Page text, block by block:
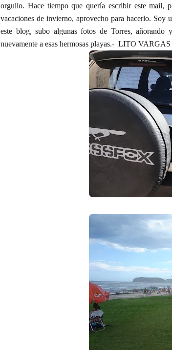
orgullo. Hace tiempo que quería escribir este mail,
vacaciones de invierno, aprovecho para hacerlo. Soy
este blog, subo algunas fotos de Torres,
nuevamente a esas hermosas playas.- LITO VARGAS